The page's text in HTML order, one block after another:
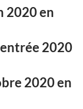
2020 en
2020
2020 en